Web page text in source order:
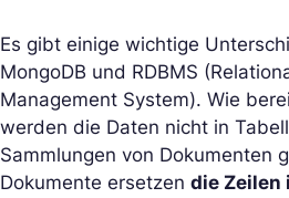
Es gibt einige wichtige
MongoDB und RDBMS
Management System). Wie
werden die Daten nicht in
Sammlungen von Dokumenten
Dokumente ersetzen die Zeilen